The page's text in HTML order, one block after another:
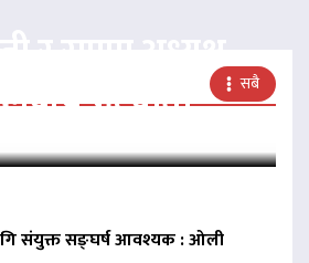
सबै
र राप्रपा अध्यक्ष
भेटवार्ता
संयुक्त सङ्घर्ष आवश्यक : ओली